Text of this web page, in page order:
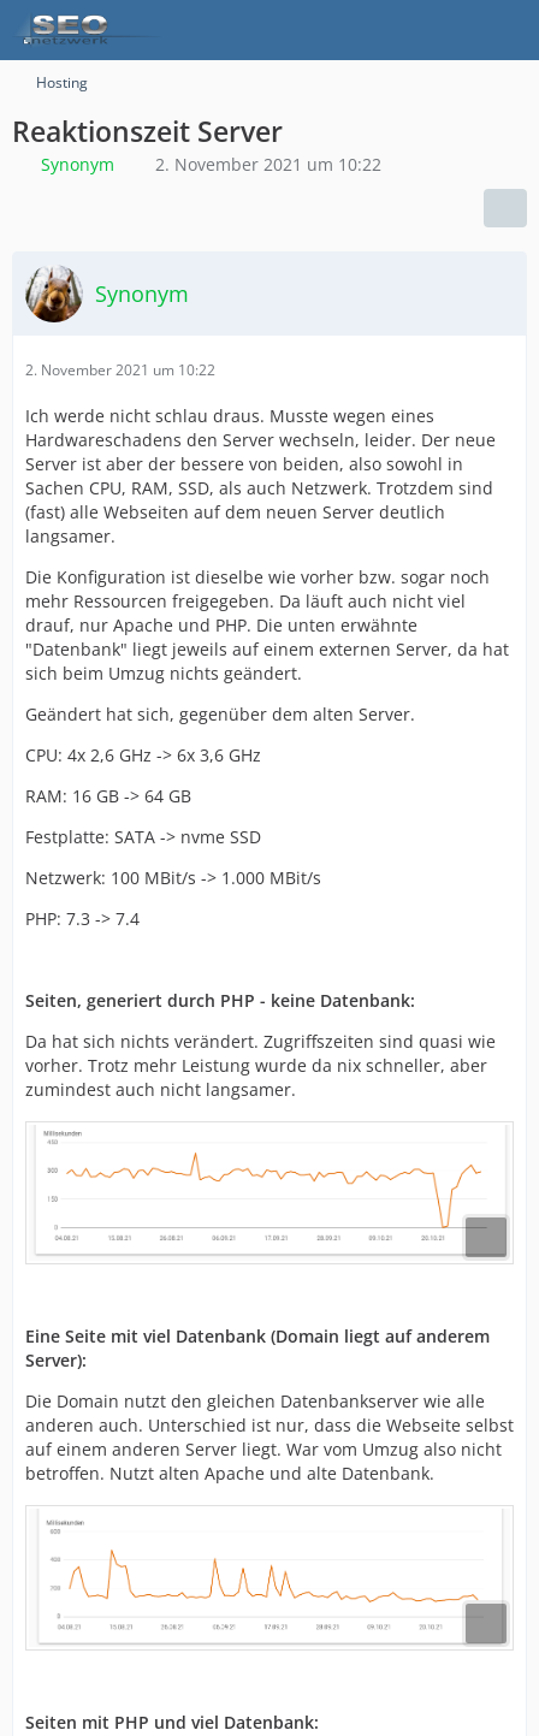
Hosting
Reaktionszeit Server
Synonym 2. November 2021 um 10:22
Synonym
2. November 2021 um 10:22
Ich werde nicht schlau draus. Musste wegen eines
Hardwareschadens den Server wechseln, leider. Der neue
Server ist aber der bessere von beiden, also sowohl in
Sachen CPU, RAM, SSD, als auch Netzwerk. Trotzdem sind
(fast) alle Webseiten auf dem neuen Server deutlich
langsamer.
Die Konfiguration ist dieselbe wie vorher bzw. sogar noch
mehr Ressourcen freigegeben. Da läuft auch nicht viel
drauf, nur Apache und PHP. Die unten erwähnte
"Datenbank" liegt jeweils auf einem externen Server, da hat
sich beim Umzug nichts geändert.
Geändert hat sich, gegenüber dem alten Server.
CPU: 4x 2,6 GHz -> 6x 3,6 GHz
RAM: 16 GB -> 64 GB
Festplatte: SATA -> nvme SSD
Netzwerk: 100 MBit/s -> 1.000 MBit/s
PHP: 7.3 -> 7.4
Seiten, generiert durch PHP - keine Datenbank:
Da hat sich nichts verändert. Zugriffszeiten sind quasi wie
vorher. Trotz mehr Leistung wurde da nix schneller, aber
zumindest auch nicht langsamer.
Eine Seite mit viel Datenbank (Domain liegt auf anderem
Server):
Die Domain nutzt den gleichen Datenbankserver wie alle
anderen auch. Unterschied ist nur, dass die Webseite selbst
auf einem anderen Server liegt. War vom Umzug also nicht
betroffen. Nutzt alten Apache und alte Datenbank.
Seiten mit PHP und viel Datenbank: